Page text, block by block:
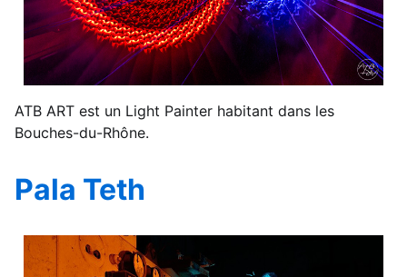
ATB ART est un Light Painter habitant dans les
Bouches-du-Rhône.
Pala Teth